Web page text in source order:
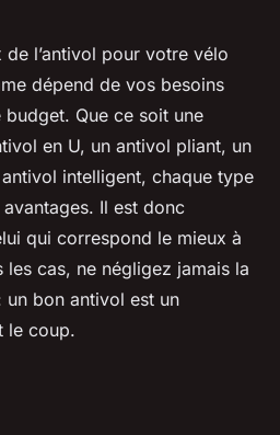
l’antivol pour votre vélo
dépend de vos besoins
Que ce soit une
en U, un antivol pliant, un
intelligent, chaque type
Il est donc
qui correspond le mieux à
cas, ne négligez jamais la
bon antivol est un
le coup.